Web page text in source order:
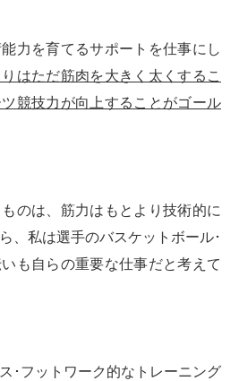
力を育てるサポートを仕事にし
はただ筋肉を大きく太くするこ
競技力が向上することがゴール
のは、筋力はもとより技術的に
、私は選手のバスケットボール･
も自らの重要な仕事だと考えて
･フットワーク的なトレーニング